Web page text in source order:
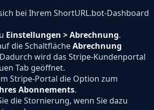
bei Ihrem ShortURL.bot-Dashboard
Einstellungen > Abrechnung.
die SchaltflächeAbrechnung
wird das Stripe-Kundenportal
Tab geöffnet.
Stripe-Portal die Option zum
Abonnements.
die Stornierung, wenn Sie dazu